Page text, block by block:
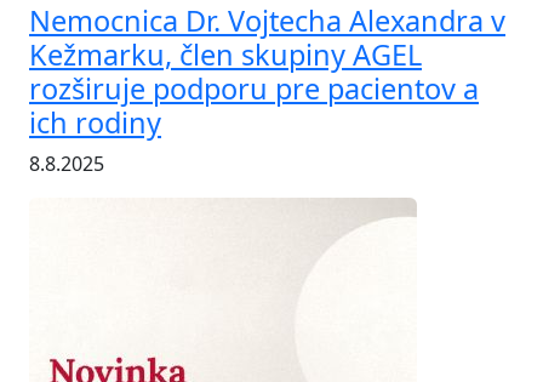
Nemocnica Dr. Vojtecha Alexandra v
Kežmarku, člen skupiny AGEL
rozširuje podporu pre pacientov a
ich rodiny
8.8.2025